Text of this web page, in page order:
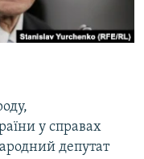
у справах
депутат